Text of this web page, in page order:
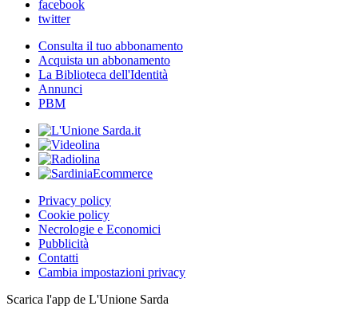
facebook
twitter
Consulta il tuo abbonamento
Acquista un abbonamento
La Biblioteca dell'Identità
Annunci
PBM
Privacy policy
Cookie policy
Necrologie e Economici
Pubblicità
Contatti
Cambia impostazioni privacy
Scarica l'app de L'Unione Sarda